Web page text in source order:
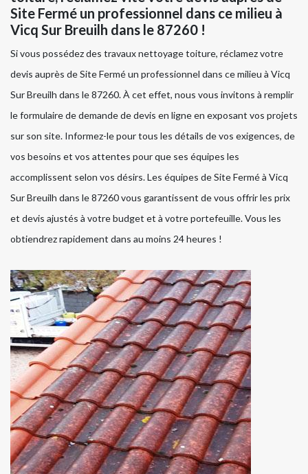
Site Fermé un professionnel dans ce milieu à
Vicq Sur Breuilh dans le 87260 !
Si vous possédez des travaux nettoyage toiture, réclamez votre
devis auprès de Site Fermé un professionnel dans ce milieu à Vicq
Sur Breuilh dans le 87260. À cet effet, nous vous invitons à remplir
le formulaire de demande de devis en ligne en exposant vos projets
sur son site. Informez-le pour tous les détails de vos exigences, de
vos besoins et vos attentes pour que ses équipes les
accomplissent selon vos désirs. Les équipes de Site Fermé à Vicq
Sur Breuilh dans le 87260 vous garantissent de vous offrir les prix
et devis ajustés à votre budget et à votre portefeuille. Vous les
obtiendrez rapidement dans au moins 24 heures !